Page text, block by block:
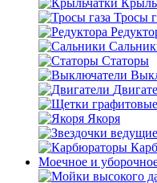
Тросы
Статоры
Якоря
Моечное и